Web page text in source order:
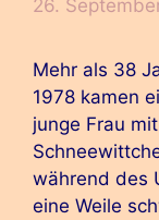
26.
Mehr als 38
1978 kamen
junge Frau
während des
eine Weile